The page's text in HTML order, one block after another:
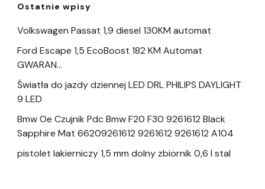
Ostatnie wpisy
Volkswagen Passat 1,9 diesel 130KM automat
Ford Escape 1,5 EcoBoost 182 KM Automat
GWARAN…
Światła do jazdy dziennej LED DRL PHILIPS DAYLIGHT
9 LED
Bmw Oe Czujnik Pdc Bmw F20 F30 9261612 Black
Sapphire Mat 66209261612 9261612 9261612 A104
pistolet lakierniczy 1,5 mm dolny zbiornik 0,6 l stal